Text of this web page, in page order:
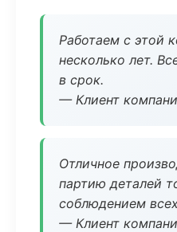
Работаем с этой
несколько лет.
в срок.
— Клиент
Отличное
партию деталей
соблюдением
— Клиент